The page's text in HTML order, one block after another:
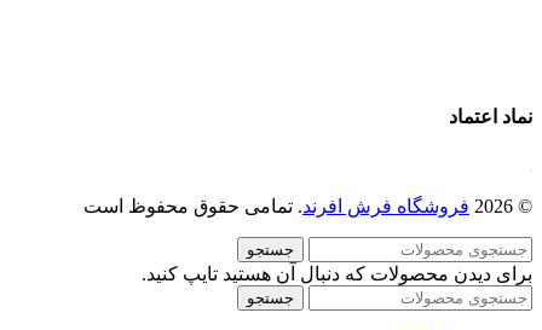
نماد اعتماد
© 2026 فروشگاه فرش افرند. تمامی حقوق محفوظ است
جستجو
برای دیدن محصولات که دنبال آن هستید تایپ کنید.
جستجو